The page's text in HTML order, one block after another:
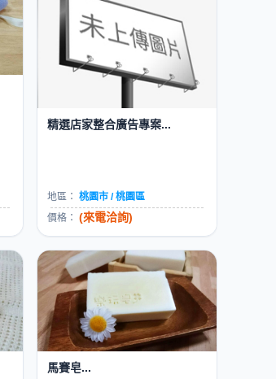
精選店家整合廣告專案...
地區： 桃園市 / 桃園區
價格： (來電洽詢)
馬賽皂...